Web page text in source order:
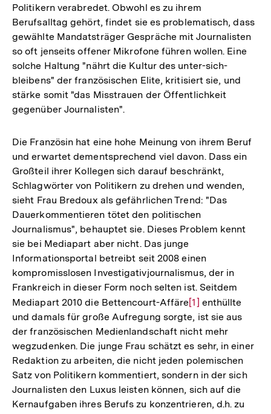
Politikern verabredet. Obwohl es zu ihrem
Berufsalltag gehört, findet sie es problematisch, dass
gewählte Mandatsträger Gespräche mit Journalisten
so oft jenseits offener Mikrofone führen wollen. Eine
solche Haltung "nährt die Kultur des unter-sich-
bleibens" der französischen Elite, kritisiert sie, und
stärke somit "das Misstrauen der Öffentlichkeit
gegenüber Journalisten".
Die Französin hat eine hohe Meinung von ihrem Beruf
und erwartet dementsprechend viel davon. Dass ein
Großteil ihrer Kollegen sich darauf beschränkt,
Schlagwörter von Politikern zu drehen und wenden,
sieht Frau Bredoux als gefährlichen Trend: "Das
Dauerkommentieren tötet den politischen
Journalismus", behauptet sie. Dieses Problem kennt
sie bei Mediapart aber nicht. Das junge
Informationsportal betreibt seit 2008 einen
kompromisslosen Investigativjournalismus, der in
Frankreich in dieser Form noch selten ist. Seitdem
Mediapart 2010 die Bettencourt-Affäre Zur
Auflösung
der
Fußnote
[1] enthüllte
und damals für große Aufregung sorgte, ist sie aus
der französischen Medienlandschaft nicht mehr
wegzudenken. Die junge Frau schätzt es sehr, in einer
Redaktion zu arbeiten, die nicht jeden polemischen
Satz von Politikern kommentiert, sondern in der sich
Journalisten den Luxus leisten können, sich auf die
Kernaufgaben ihres Berufs zu konzentrieren, d.h. zu